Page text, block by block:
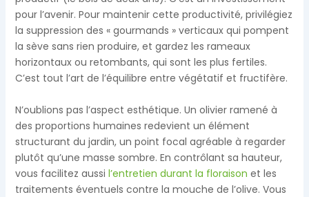
pour l’avenir. Pour maintenir cette productivité, privilégiez
la suppression des « gourmands » verticaux qui pompent
la sève sans rien produire, et gardez les rameaux
horizontaux ou retombants, qui sont les plus fertiles.
C’est tout l’art de l’équilibre entre végétatif et fructifère.
N’oublions pas l’aspect esthétique. Un olivier ramené à
des proportions humaines redevient un élément
structurant du jardin, un point focal agréable à regarder
plutôt qu’une masse sombre. En contrôlant sa hauteur,
vous facilitez aussi l’entretien durant la floraison et les
traitements éventuels contre la mouche de l’olive. Vous